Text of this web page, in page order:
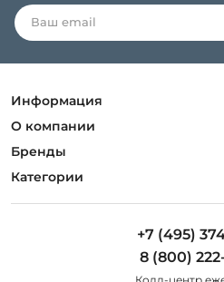
Информация
Политика конфиденциальности
Гарантия
Оплата и доставка
О компании
О компании
Контакты
Бренды
Artelamp
Категории
Люстры
+7 (495)
8 (800)